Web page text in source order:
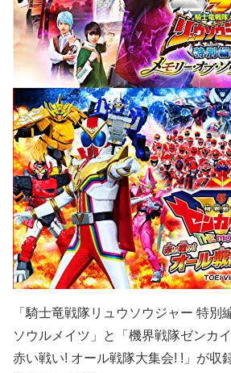
「騎士竜戦隊リュウソウジャー 特別
ソウルメイツ」と「機界戦隊ゼンカ
赤い戦い! オール戦隊大集会! !」が収